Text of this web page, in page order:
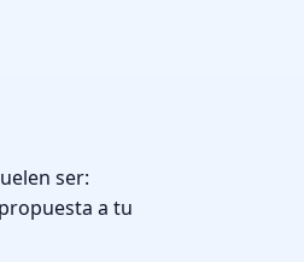
ser:
a tu